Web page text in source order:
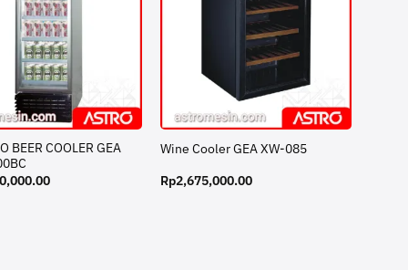
BEER COOLER GEA
Wine Cooler GEA XW-085
Rp2,675,000.00